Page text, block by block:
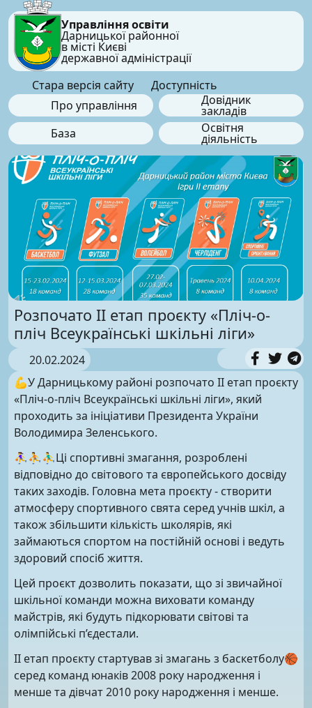
Управління освіти
Дарницької районної
в місті Києві
державної адміністрації
Стара версія сайту
Доступність
Про управління
Довідник
закладів
База
Освітня
діяльність
Розпочато ІІ етап проєкту «Пліч-о-
пліч Всеукраїнські шкільні ліги»
20.02.2024
💪У Дарницькому районі розпочато ІІ етап проєкту
«Пліч-о-пліч Всеукраїнські шкільні ліги», який
проходить за ініціативи Президента України
Володимира Зеленського.
⛹️‍♀️⛹️⛹️‍♂️Ці спортивні змагання, розроблені
відповідно до світового та європейського досвіду
таких заходів. Головна мета проєкту - створити
атмосферу спортивного свята серед учнів шкіл, а
також збільшити кількість школярів, які
займаються спортом на постійній основі і ведуть
здоровий спосіб життя.
Цей проєкт дозволить показати, що зі звичайної
шкільної команди можна виховати команду
майстрів, які будуть підкорювати світові та
олімпійські п’єдестали.
ІІ етап проєкту стартував зі змагань з баскетболу🏀
серед команд юнаків 2008 року народження і
менше та дівчат 2010 року народження і менше.